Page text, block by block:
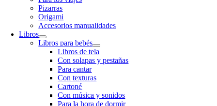
Pizarras
Origami
Accesorios manualidades
Libros
Libros para bebés
Libros de tela
Con solapas y pestañas
Para cantar
Con texturas
Cartoné
Con música y sonidos
Para la hora de dormir